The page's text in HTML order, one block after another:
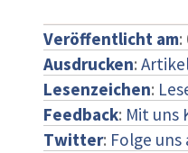
Veröffentlicht am:
Ausdrucken:
Lesenzeichen:
Feedback: Mit uns
Twitter: Folge